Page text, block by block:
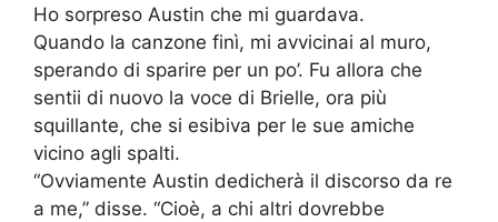
Ho sorpreso Austin che mi guardava.
Quando la canzone finì, mi avvicinai al muro,
sperando di sparire per un po’. Fu allora che
sentii di nuovo la voce di Brielle, ora più
squillante, che si esibiva per le sue amiche
vicino agli spalti.
“Ovviamente Austin dedicherà il discorso da re
a me,” disse. “Cioè, a chi altri dovrebbe